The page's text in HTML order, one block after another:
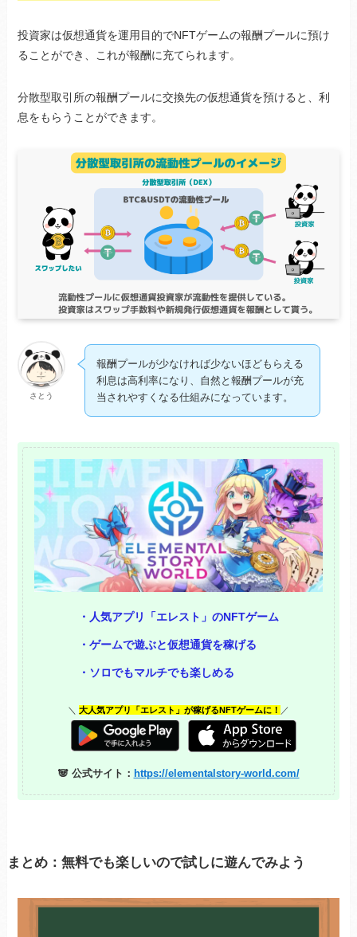
投資家は仮想通貨を運用目的でNFTゲームの報酬プールに預け
ることができ、これが報酬に充てられます。
分散型取引所の報酬プールに交換先の仮想通貨を預けると、利
息をもらうことができます。
さとう
報酬プールが少なければ少ないほどもらえる
利息は高利率になり、自然と報酬プールが充
当されやすくなる仕組みになっています。
・人気アプリ「エレスト」のNFTゲーム
・ゲームで遊ぶと仮想通貨を稼げる
・ソロでもマルチでも楽しめる
＼ 大人気アプリ「エレスト」が稼げるNFTゲームに！ ／
🐼 公式サイト： https://elementalstory-world.com/
まとめ：無料でも楽しいので試しに遊んでみよう